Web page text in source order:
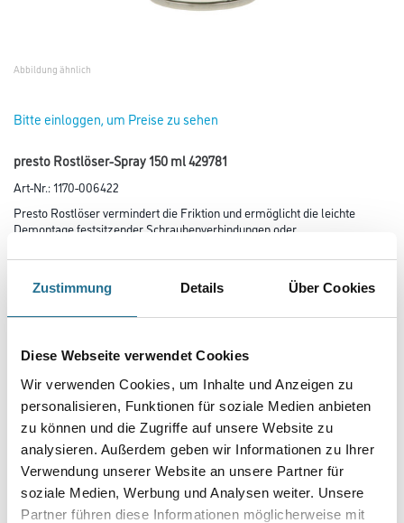
Zustimmung Details Über Cookies
Diese Webseite verwendet Cookies
Wir verwenden Cookies, um Inhalte und Anzeigen zu
personalisieren, Funktionen für soziale Medien anbieten
zu können und die Zugriffe auf unsere Website zu
analysieren. Außerdem geben wir Informationen zu Ihrer
Verwendung unserer Website an unsere Partner für
soziale Medien, Werbung und Analysen weiter. Unsere
Partner führen diese Informationen möglicherweise mit
Abbildung ähnlich
Bitte einloggen, um Preise zu sehen
presto Rostlöser-Spray 150 ml 429781
Art-Nr.:1170-006422
Presto Rostlöser vermindert die Friktion und ermöglicht die leichte
Demontage festsitzender Schraubenverbindungen oder
kriecht eigenständig z.B. an einer Schraube, auch
gegen die Schwerkraft. Durch die Anreicherung mit Molybdänsulfid
verbessert es die Schmiereigenschaft. Metall, Gummi und viele
Gebinde
Umrechnungsfaktoren